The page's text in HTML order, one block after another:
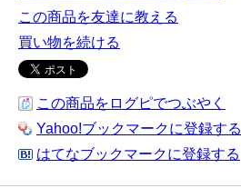
この商品を友達に教える
買い物を続ける
この商品をログピでつぶやく
Yahoo!ブックマークに登録する
はてなブックマークに登録する